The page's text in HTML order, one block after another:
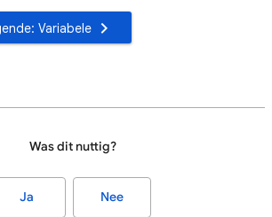
Variabele
Was dit nuttig?
Ja Nee